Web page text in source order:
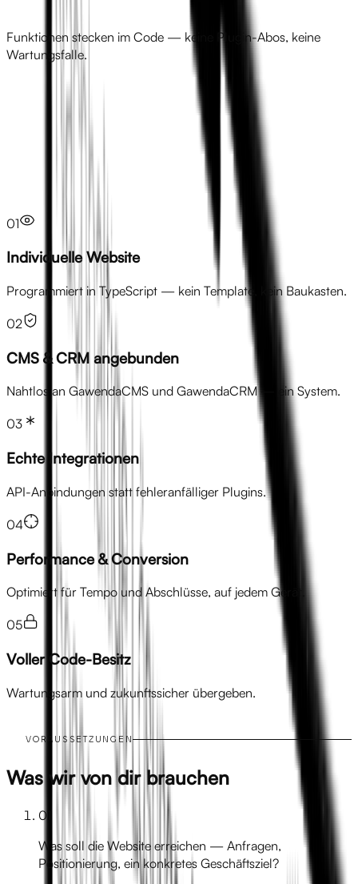
Funktionen stecken im Code — keine Plugin-Abos, keine
Wartungsfalle.
01
Individuelle Website
Programmiert in TypeScript — kein Template, kein Baukasten.
02
CMS & CRM angebunden
Nahtlos an GawendaCMS und GawendaCRM — ein System.
03
Echte Integrationen
API-Anbindungen statt fehleranfälliger Plugins.
04
Performance & Conversion
Optimiert für Tempo und Abschlüsse, auf jedem Gerät.
05
Voller Code-Besitz
Wartungsarm und zukunftssicher übergeben.
VORAUSSETZUNGEN
Was wir von dir brauchen
01
Was soll die Website erreichen — Anfragen,
Positionierung, ein konkretes Geschäftsziel?